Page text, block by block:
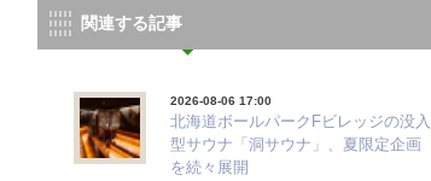
関連する記事
2026-08-06 17:00
北海道ボールパークFビレッジの没入
型サウナ「洞サウナ」、夏限定企画
を続々展開